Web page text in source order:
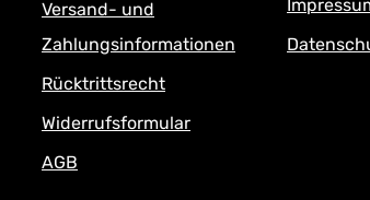
Versand- und
Zahlungsinformationen
Rücktrittsrecht
Widerrufsformular
AGB